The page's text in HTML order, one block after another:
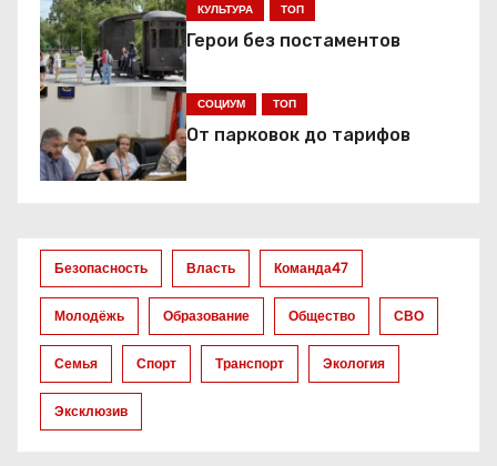
и
я
п
о
а
п
и
с
я
КУЛЬТУРА ТОП
Герои без постаментов
СОЦИУМ ТОП
От парковок до тарифов
Безопасность Власть Команда47
Молодёжь Образование Общество СВО
Семья Спорт Транспорт Экология
Эксклюзив